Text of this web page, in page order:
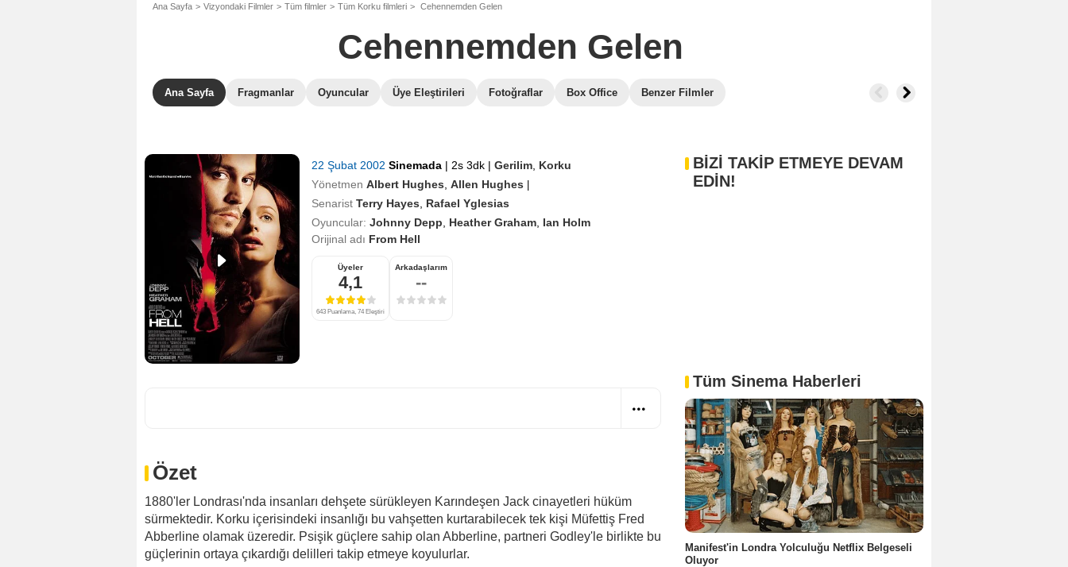
Ana Sayfa Vizyondaki Filmler Tüm filmler Tüm Korku filmleri Cehennemden Gelen
Cehennemden Gelen
Ana Sayfa Fragmanlar Oyuncular Üye Eleştirileri Fotoğraflar Box Office Benzer Filmler
22 Şubat 2002 Sinemada | 2s 3dk | Gerilim Korku
Yönetmen Albert Hughes Allen Hughes
Senarist Terry Hayes
Rafael Yglesias
Oyuncular: Johnny Depp Heather Graham Ian Holm
Orijinal adı From Hell
Üyeler
4,1
643 Puanlama, 74 Eleştiri
Arkadaşlarım
--
Özet
1880'ler Londrası'nda insanları dehşete sürükleyen Karındeşen Jack cinayetleri hüküm
sürmektedir. Korku içerisindeki insanlığı bu vahşetten kurtarabilecek tek kişi Müfettiş Fred
Abberline olamak üzeredir. Psişik güçlere sahip olan Abberline, partneri Godley'le birlikte bu
güçlerinin ortaya çıkardığı delilleri takip etmeye koyulurlar.
BİZİ TAKİP ETMEYE DEVAM
EDİN!
Tüm Sinema Haberleri
Manifest'in Londra Yolculuğu Netflix Belgeseli
Oluyor